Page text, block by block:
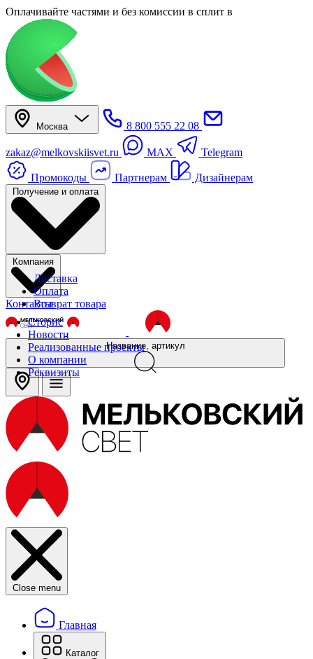
Оплачивайте частями и без комиссии в сплит в
Москва 8 800 555 22 08
zakaz@melkovskiisvet.ru MAX Telegram
Промокоды Партнерам Дизайнерам
Получение и оплата
Доставка
Оплата
Возврат товара
Компания
Сторис
Новости
Реализованные проекты
О компании
Реквизиты
Контакты
Название, артикул
Close menu
Главная
Каталог